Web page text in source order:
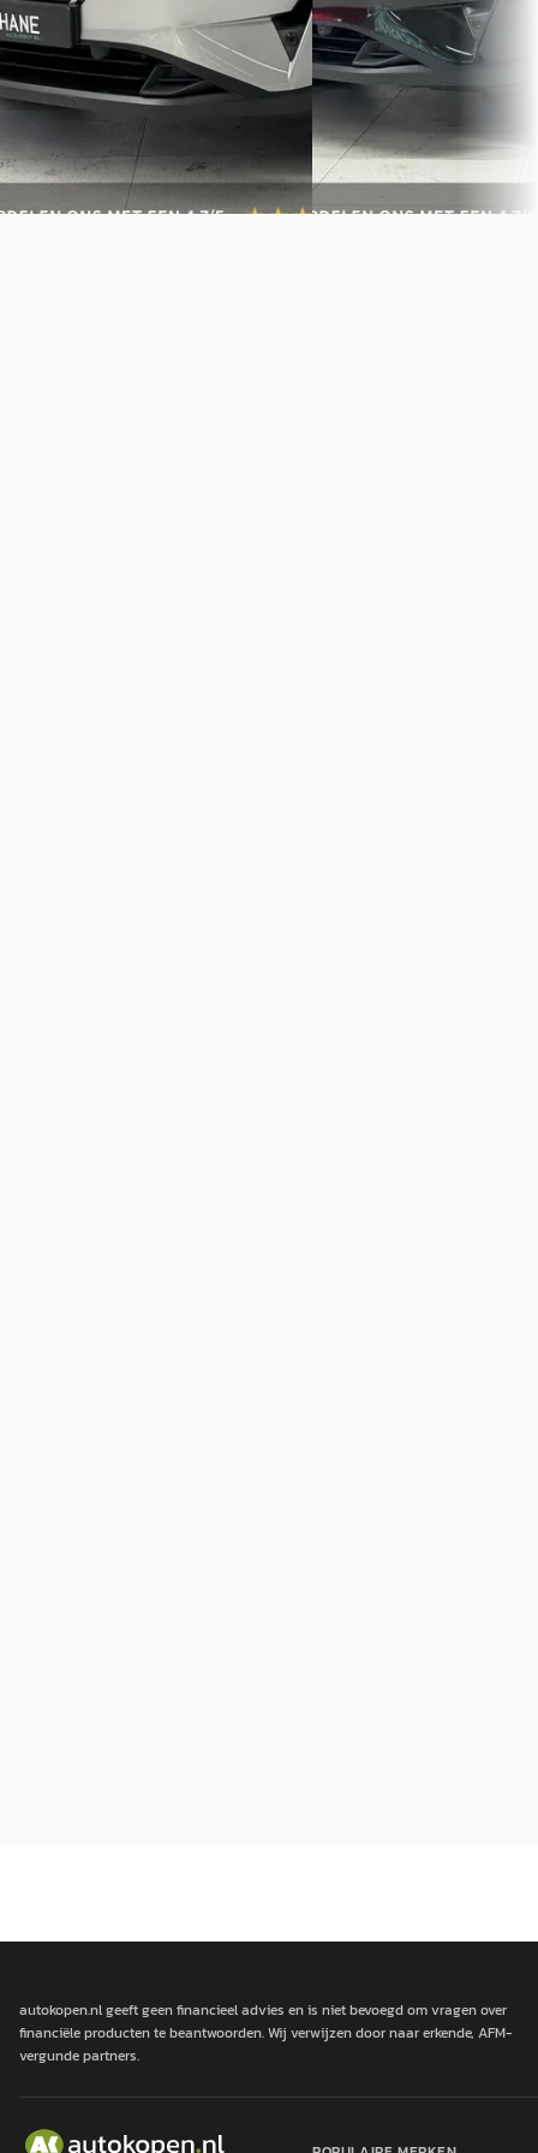
4,3(615)
1577 dagen geleden geplaatst
Bekijk aanbieding →
Vergelijk
4,3(615)
1440 dagen geleden
Bekijk aanbieding →
Vergelijk
autokopen.nl geeft geen financieel advies en is niet bevoegd om vragen over
financiële producten te beantwoorden. Wij verwijzen door naar erkende, AFM-
vergunde partners.